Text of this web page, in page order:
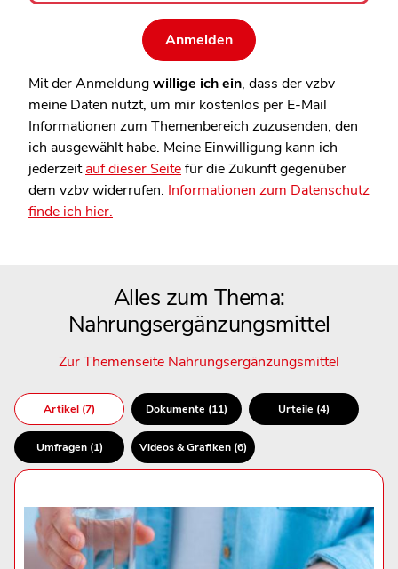
Mit der Anmeldungwillige ich ein, dass der vzbv
meine Daten nutzt, um mir kostenlos per E-Mail
Informationen zum Themenbereich zuzusenden, den
ich ausgewählt habe. Meine Einwilligung kann ich
jederzeitauf dieser Seitefür die Zukunft gegenüber
dem vzbv widerrufen. Informationen zum Datenschutz
finde ich hier.
Alles zum Thema:
Nahrungsergänzungsmittel
Zur Themenseite Nahrungsergänzungsmittel
Artikel (7) Dokumente (11) Urteile (4)
Umfragen (1) Videos & Grafiken (6)